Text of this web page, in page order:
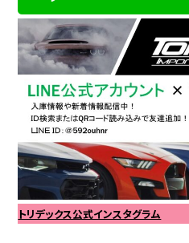
トリデックス公式インスタグラム